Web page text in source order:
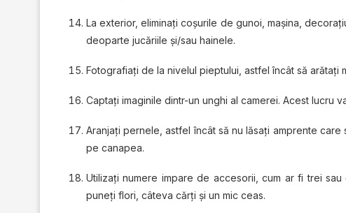
La exterior, eliminaţi coşurile de gunoi, maşina,
deoparte jucăriile și/sau hainele.
Fotografiaţi de la nivelul pieptului, astfel încât să arătaţi
Captaţi imaginile dintr-un unghi al camerei. Acest lucru
Aranjaţi pernele, astfel încât să nu lăsaţi amprente
pe canapea.
Utilizați numere impare de accesorii, cum ar fi trei
puneţi flori, câteva cărți și un mic ceas.